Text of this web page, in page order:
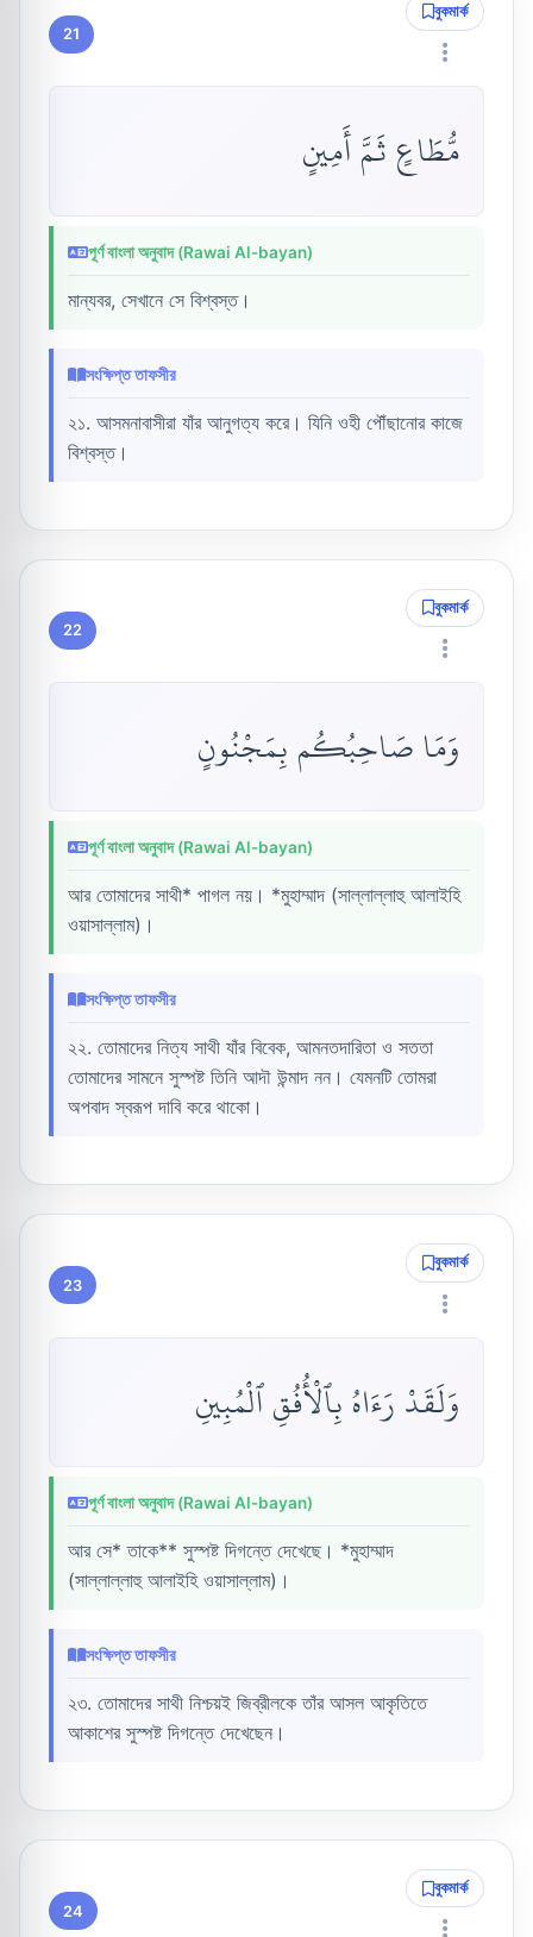
21
বুকমার্ক
مُّطَاعٍ ثَمَّ أَمِينٍ
পূর্ণ বাংলা অনুবাদ (Rawai Al-bayan)
মান্যবর, সেখানে সে বিশ্বস্ত।
সংক্ষিপ্ত তাফসীর
২১. আসমনাবাসীরা যাঁর আনুগত্য করে। যিনি ওহী পৌঁছানোর কাজে
বিশ্বস্ত।
22
বুকমার্ক
وَمَا صَاحِبُكُم بِمَجْنُونٍ
পূর্ণ বাংলা অনুবাদ (Rawai Al-bayan)
আর তোমাদের সাথী* পাগল নয়। *মুহাম্মাদ (সাল্লাল্লাহু আলাইহি
ওয়াসাল্লাম)।
সংক্ষিপ্ত তাফসীর
২২. তোমাদের নিত্য সাথী যাঁর বিবেক, আমনতদারিতা ও সততা
তোমাদের সামনে সুস্পষ্ট তিনি আদৗ উন্মাদ নন। যেমনটি তোমরা
অপবাদ স্বরূপ দাবি করে থাকো।
23
বুকমার্ক
وَلَقَدْ رَءَاهُ بِٱلْأُفُقِ ٱلْمُبِينِ
পূর্ণ বাংলা অনুবাদ (Rawai Al-bayan)
আর সে* তাকে** সুস্পষ্ট দিগন্তে দেখেছে। *মুহাম্মাদ
(সাল্লাল্লাহু আলাইহি ওয়াসাল্লাম)।
সংক্ষিপ্ত তাফসীর
২৩. তোমাদের সাথী নিশ্চয়ই জিব্রীলকে তাঁর আসল আকৃতিতে
আকাশের সুস্পষ্ট দিগন্তে দেখেছেন।
24
বুকমার্ক